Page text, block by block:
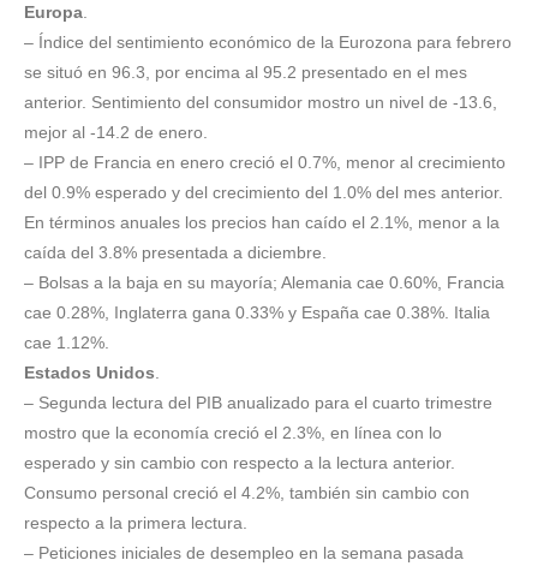
Europa
– Índice del sentimiento económico de la Eurozona para febrero
se situó en 96.3, por encima al 95.2 presentado en el mes
anterior. Sentimiento del consumidor mostro un nivel de -13.6,
mejor al -14.2 de enero.
– IPP de Francia en enero creció el 0.7%, menor al crecimiento
del 0.9% esperado y del crecimiento del 1.0% del mes anterior.
En términos anuales los precios han caído el 2.1%, menor a la
caída del 3.8% presentada a diciembre.
– Bolsas a la baja en su mayoría; Alemania cae 0.60%, Francia
cae 0.28%, Inglaterra gana 0.33% y España cae 0.38%. Italia
cae 1.12%.
Estados Unidos
– Segunda lectura del PIB anualizado para el cuarto trimestre
mostro que la economía creció el 2.3%, en línea con lo
esperado y sin cambio con respecto a la lectura anterior.
Consumo personal creció el 4.2%, también sin cambio con
respecto a la primera lectura.
– Peticiones iniciales de desempleo en la semana pasada